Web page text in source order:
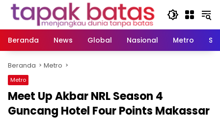
Langsung
Beranda
News Global Nasional Metro
Beranda Metro
Metro
Meet Up Akbar NRL Season 4
Guncang Hotel Four Points Makassar